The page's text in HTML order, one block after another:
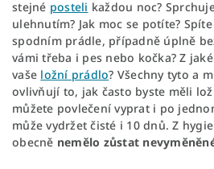
stejné posteli každou noc?
ulehnutím? Jak moc se potíte?
spodním prádle, případně úplně
vámi třeba i pes nebo kočka? Z
vaše ložní prádlo? Všechny tyto a
ovlivňují to, jak často byste měli
můžete povlečení vyprat i po
může vydržet čisté i 10 dnů. Z
obecně nemělo zůstat